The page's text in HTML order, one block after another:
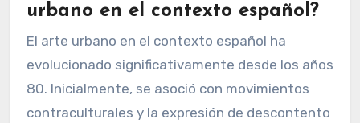
urbano en el contexto español?
El arte urbano en el contexto español ha
evolucionado significativamente desde los años
80. Inicialmente, se asoció con movimientos
contraculturales y la expresión de descontento